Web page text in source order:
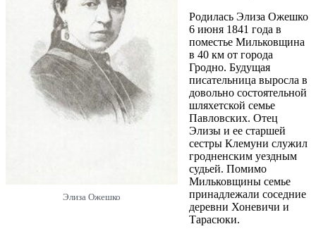
Элиза Ожешко
Родилась Элиза Ожешко
6 июня 1841 года в
поместье Мильковщина
в 40 км от города
Гродно. Будущая
писательница выросла в
довольно состоятельной
шляхетской семье
Павловских. Отец
Элизы и ее старшей
сестры Клемуни служил
гродненским уездным
судьей. Помимо
Мильковщины семье
принадлежали соседние
деревни Хоневичи и
Тарасюки.